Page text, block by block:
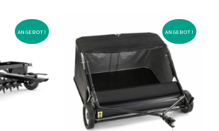
ANGEBOT! ANGEBOT!